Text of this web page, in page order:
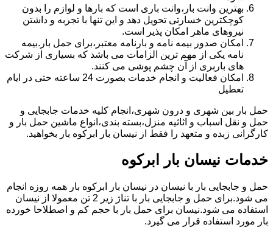
بهترین وانت بار،وانت باری است که بارها و لوازم را بدون
کوچکترین خسارتی تحویل دهد و این تنها با تجربه و داشتن
نیروهای ماهر امکان پذیر است.
امکان صدور بیمه نامه و بارنامه معتبر،برای حمل بار.بیمه
نامه یکی از مهم ترین الزامات می باشد که بسیاری از شرکت
های باربری از آن چشم پوشی می کنند.
امکان فعالیت و انجام خدمات بصورت 24 ساعته حتی در ایام
تعطیل
حمل بار بین شهری و درون شهری،انجام کلیه خدمات جابجایی و
حمل و نقل اسباب و اثاثیه منزل،بسته بندی،انواع ماشین حمل بار و
کارگرانی زبده و متعهد را فقط از نیسان بار ابرکوه بار بخواهید.
خدمات نیسان بار ابرکوه
حمل و جابجایی بار با نیسان در نیسان بار ابرکوه بار همه روزه انجام
می شود.برای حمل و جابجایی بار با تناژ زیر 2 تن معمولا از نیسان
استفاده می شود.نیسان برای حمل بار با حجم کم و اصطلاحا خورده
بار مورد استفاده قرار می گیرد.